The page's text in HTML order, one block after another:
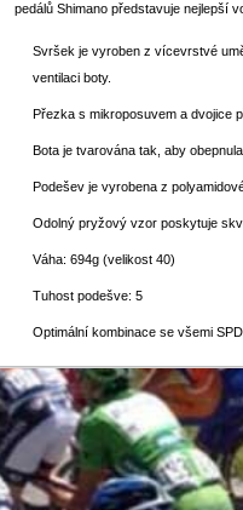
pedálů Shimano představuje nejlepší
Svršek je vyroben z vícevrstvé
ventilaci boty.
Přezka s mikroposuvem a dvojice
Bota je tvarována tak, aby
Podešev je vyrobena z
Odolný pryžový vzor poskytuje
Váha: 694g (velikost 40)
Tuhost podešve: 5
Optimální kombinace se všemi SPD